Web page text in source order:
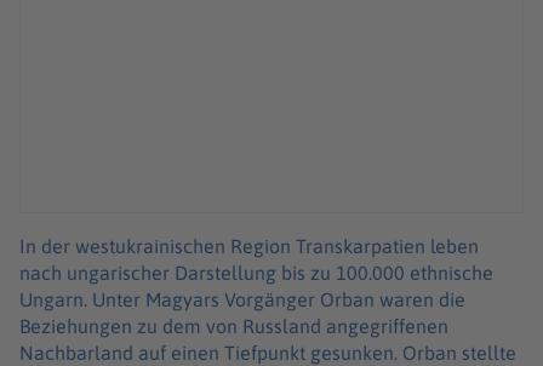
In der westukrainischen Region Transkarpatien leben
nach ungarischer Darstellung bis zu 100.000 ethnische
Ungarn. Unter Magyars Vorgänger Orban waren die
Beziehungen zu dem von Russland angegriffenen
Nachbarland auf einen Tiefpunkt gesunken. Orban stellte